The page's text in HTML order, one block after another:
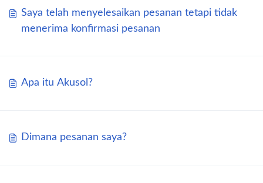
Saya telah menyelesaikan pesanan tetapi tidak
menerima konfirmasi pesanan
Apa itu Akusol?
Dimana pesanan saya?